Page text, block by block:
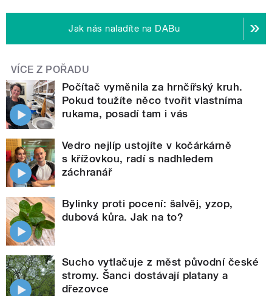
Jak nás naladíte na DABu
VÍCE Z POŘADU
Počítač vyměnila za hrnčířský kruh.
Pokud toužíte něco tvořit vlastníma
rukama, posadí tam i vás
Vedro nejlíp ustojíte v kočárkárně
s křížovkou, radí s nadhledem
záchranář
Bylinky proti pocení: šalvěj, yzop,
dubová kůra. Jak na to?
Sucho vytlačuje z měst původní české
stromy. Šanci dostávají platany a
dřezovce